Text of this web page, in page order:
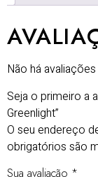
Não há avaliações
Seja o primeiro a
Greenlight”
O seu endereço
obrigatórios são
Sua avaliação *